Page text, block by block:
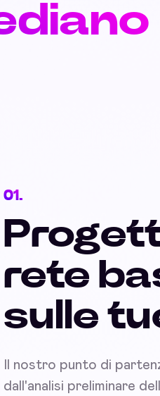
01.
rete
sulle
Il nostro punto di
dall'analisi preliminare